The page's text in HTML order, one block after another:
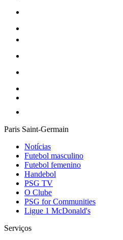
Paris Saint-Germain
Notícias
Futebol masculino
Futebol femenino
Handebol
PSG TV
O Clube
PSG for Communities
Ligue 1 McDonald's
Serviços